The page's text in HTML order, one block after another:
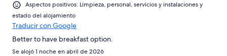
Aspectos positivos: Limpieza, personal, servicios y instalaciones y
estado del alojamiento
Traducir con Google
Better to have breakfast option.
Se alojó 1 noche en abril de 2026